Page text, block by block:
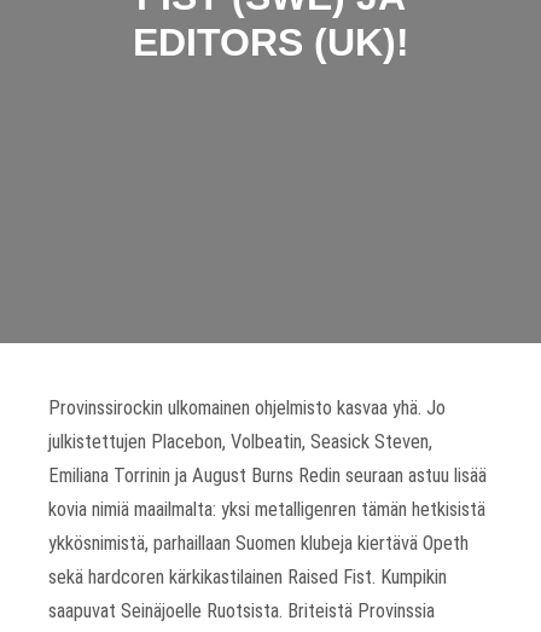
EDITORS (UK)!
Provinssirockin ulkomainen ohjelmisto kasvaa yhä. Jo
julkistettujen Placebon, Volbeatin, Seasick Steven,
Emiliana Torrinin ja August Burns Redin seuraan astuu lisää
kovia nimiä maailmalta: yksi metalligenren tämän hetkisistä
ykkösnimistä, parhaillaan Suomen klubeja kiertävä Opeth
sekä hardcoren kärkikastilainen Raised Fist. Kumpikin
saapuvat Seinäjoelle Ruotsista. Briteistä Provinssia